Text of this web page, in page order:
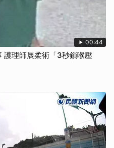
00:44
護理師展柔術「3秒鎖喉壓